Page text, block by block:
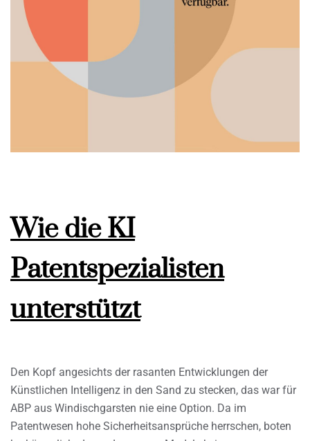
Wie die KI
Patentspezialisten
unterstützt
Den Kopf angesichts der rasanten Entwicklungen der
Künstlichen Intelligenz in den Sand zu stecken, das war für
ABP aus Windischgarsten nie eine Option. Da im
Patentwesen hohe Sicherheitsansprüche herrschen, boten